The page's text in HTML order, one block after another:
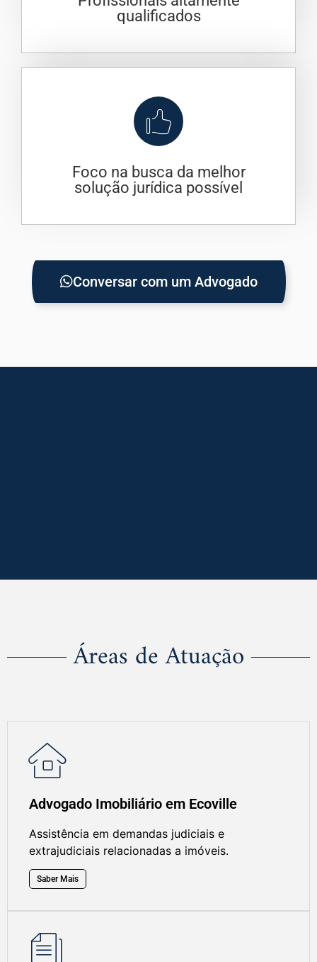
qualificados
Foco na busca da melhor
solução jurídica possível
Conversar com um Advogado
Áreas de Atuação
Advogado Imobiliário em Ecoville
Assistência em demandas judiciais e
extrajudiciais relacionadas a imóveis.
Saber Mais